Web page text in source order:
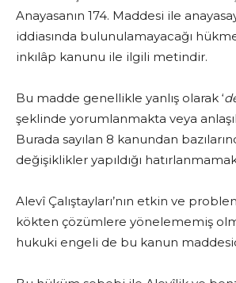
Anayasanın 174. Maddesi ile
iddiasında bulunulamayacağı
inkılâp kanunu ile ilgili metindir.
Bu madde genellikle yanlış olarak ‘
şeklinde yorumlanmakta veya
Burada sayılan 8 kanundan
değişiklikler yapıldığı
Alevî Çalıştayları’nın etkin ve
kökten çözümlere yönelememiş
hukuki engeli de bu kanun